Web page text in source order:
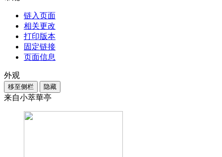
链入页面
相关更改
打印版本
固定链接
页面信息
外观
移至侧栏 隐藏
来自小萃華亭